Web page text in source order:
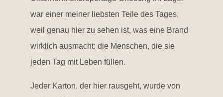
war einer meiner liebsten Teile des Tages,
weil genau hier zu sehen ist, was eine Brand
wirklich ausmacht: die Menschen, die sie
jeden Tag mit Leben füllen.
Jeder Karton, der hier rausgeht, wurde von